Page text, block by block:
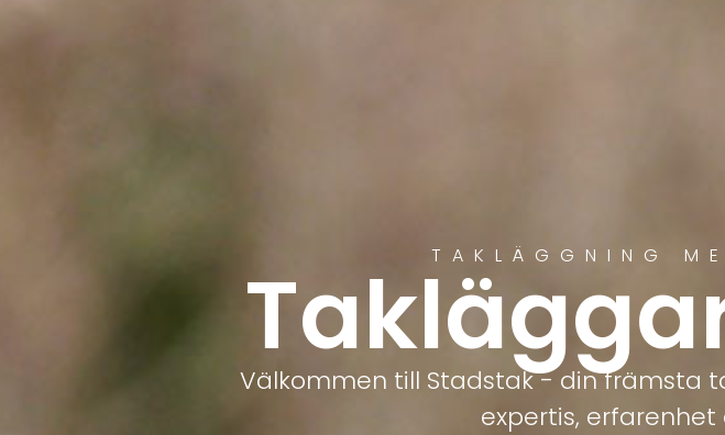
TAKLÄGGNING
Välkommen till Stadstak - din främsta
expertis, erfarenhet